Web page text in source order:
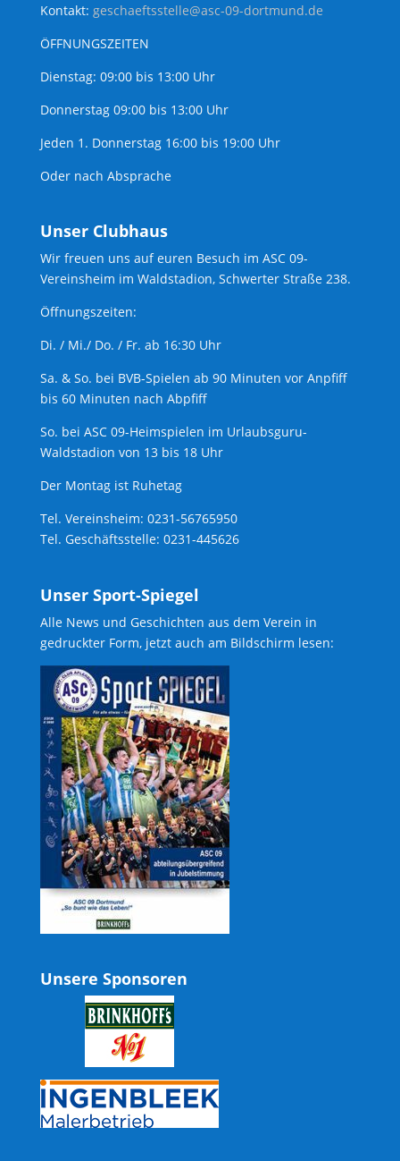
Kontakt: geschaeftsstelle@asc-09-dortmund.de
ÖFFNUNGSZEITEN
Dienstag: 09:00 bis 13:00 Uhr
Donnerstag 09:00 bis 13:00 Uhr
Jeden 1. Donnerstag 16:00 bis 19:00 Uhr
Oder nach Absprache
Unser Clubhaus
Wir freuen uns auf euren Besuch im ASC 09-
Vereinsheim im Waldstadion, Schwerter Straße 238.
Öffnungszeiten:
Di. / Mi./ Do. / Fr. ab 16:30 Uhr
Sa. & So. bei BVB-Spielen ab 90 Minuten vor Anpfiff
bis 60 Minuten nach Abpfiff
So. bei ASC 09-Heimspielen im Urlaubsguru-
Waldstadion von 13 bis 18 Uhr
Der Montag ist Ruhetag
Tel. Vereinsheim: 0231-56765950
Tel. Geschäftsstelle: 0231-445626
Unser Sport-Spiegel
Alle News und Geschichten aus dem Verein in
gedruckter Form, jetzt auch am Bildschirm lesen:
Unsere Sponsoren